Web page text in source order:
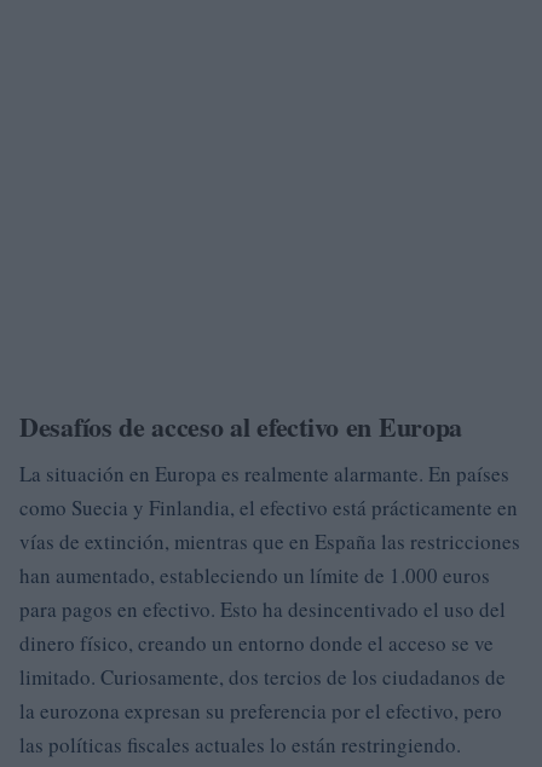
Desafíos de acceso al efectivo en Europa
La situación en Europa es realmente alarmante. En países
como Suecia y Finlandia, el efectivo está prácticamente en
vías de extinción, mientras que en España las restricciones
han aumentado, estableciendo un límite de 1.000 euros
para pagos en efectivo. Esto ha desincentivado el uso del
dinero físico, creando un entorno donde el acceso se ve
limitado. Curiosamente, dos tercios de los ciudadanos de
la eurozona expresan su preferencia por el efectivo, pero
las políticas fiscales actuales lo están restringiendo.